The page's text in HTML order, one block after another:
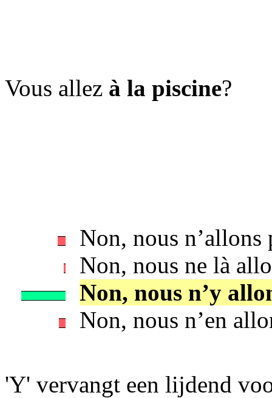
Vous allez à la piscine?
Non, nous n’allons
Non, nous ne là
Non, nous n’y
Non, nous n’en
'Y' vervangt een lijdend